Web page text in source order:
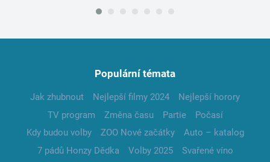
Populární témata
Jak zhubnout Nejlepší filmy 2024
Nejlepší horory
TV program
Změna času Partie
Počasí
Kdy budou volby
ZOO Nové začátky
Auto – katalog
7 pádů Honzy Dědka
Volby 2025
Svařené víno